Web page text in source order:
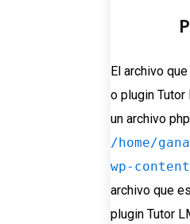
El archivo
o plugin
un archivo
/home/
wp-
archivo que
plugin Tutor